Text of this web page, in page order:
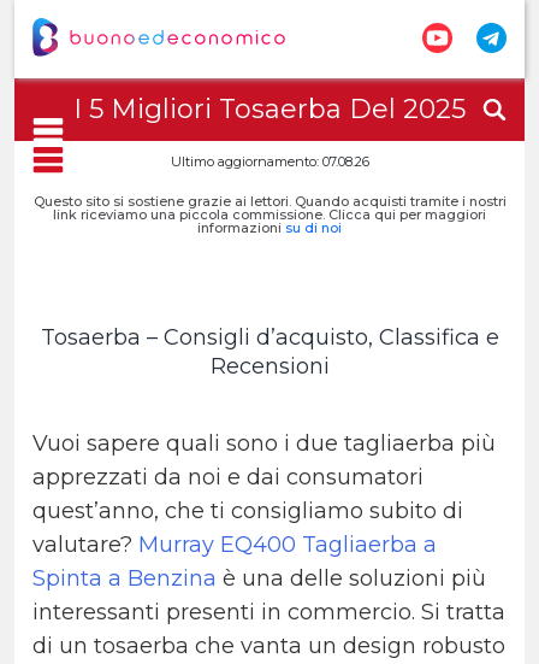
I 5 Migliori Tosaerba Del 2025
Ultimo aggiornamento: 07.08.26
Questo sito si sostiene grazie ai lettori. Quando acquisti tramite i nostri
link riceviamo una piccola commissione. Clicca qui per maggiori
informazioni su di noi
Tosaerba – Consigli d’acquisto, Classifica e
Recensioni
Vuoi sapere quali sono i due tagliaerba più
apprezzati da noi e dai consumatori
quest’anno, che ti consigliamo subito di
valutare? Murray EQ400 Tagliaerba a
Spinta a Benzina è una delle soluzioni più
interessanti presenti in commercio. Si tratta
di un tosaerba che vanta un design robusto